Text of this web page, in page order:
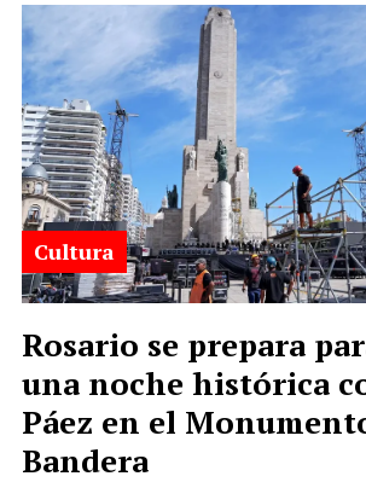
Rosario se prepara
una noche histórica
Páez en el
Bandera
Cultura